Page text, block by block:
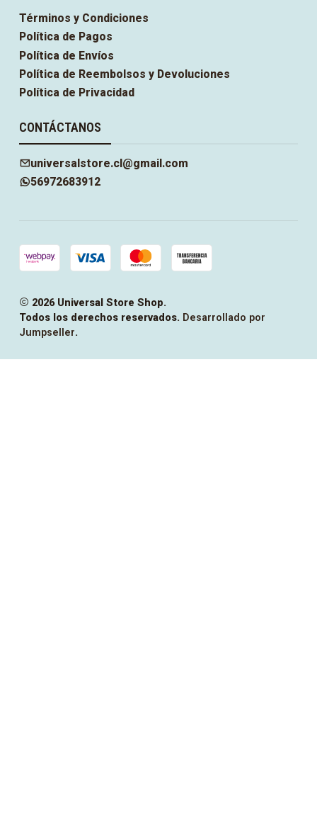
Términos y Condiciones
Política de Pagos
Política de Envíos
Política de Reembolsos y Devoluciones
Política de Privacidad
CONTÁCTANOS
universalstore.cl@gmail.com
56972683912
2026 Universal Store Shop.
Todos los derechos reservados. Desarrollado por
Jumpseller.